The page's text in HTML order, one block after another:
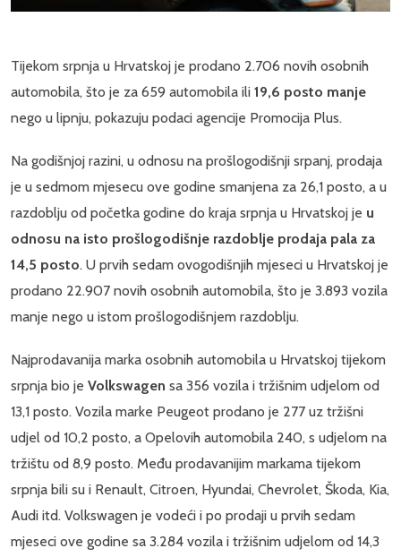
Tijekom srpnja u Hrvatskoj je prodano 2.706 novih osobnih
automobila, što je za 659 automobila ili 19,6 posto manje
nego u lipnju, pokazuju podaci agencije Promocija Plus.
Na godišnjoj razini, u odnosu na prošlogodišnji srpanj, prodaja
je u sedmom mjesecu ove godine smanjena za 26,1 posto, a u
razdoblju od početka godine do kraja srpnja u Hrvatskoj je u
odnosu na isto prošlogodišnje razdoblje prodaja pala za
14,5 posto. U prvih sedam ovogodišnjih mjeseci u Hrvatskoj je
prodano 22.907 novih osobnih automobila, što je 3.893 vozila
manje nego u istom prošlogodišnjem razdoblju.
Najprodavanija marka osobnih automobila u Hrvatskoj tijekom
srpnja bio je Volkswagen sa 356 vozila i tržišnim udjelom od
13,1 posto. Vozila marke Peugeot prodano je 277 uz tržišni
udjel od 10,2 posto, a Opelovih automobila 240, s udjelom na
tržištu od 8,9 posto. Među prodavanijim markama tijekom
srpnja bili su i Renault, Citroen, Hyundai, Chevrolet, Škoda, Kia,
Audi itd. Volkswagen je vodeći i po prodaji u prvih sedam
mjeseci ove godine sa 3.284 vozila i tržišnim udjelom od 14,3